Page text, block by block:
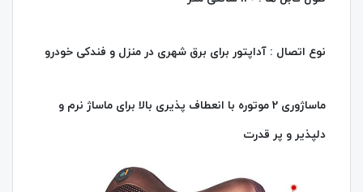
نوع اتصال : آداپتور برای برق شهری در منزل و فندکی خودرو
ماساژوری 2 موتوره با انعطاف پذیری بالا برای ماساژ نرم و
دلپذیر و پر قدرت